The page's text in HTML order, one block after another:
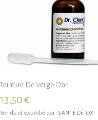
Teinture De Verge D'or
13,50 €
Vendu et expédié par : SANTÉ DÉTOX